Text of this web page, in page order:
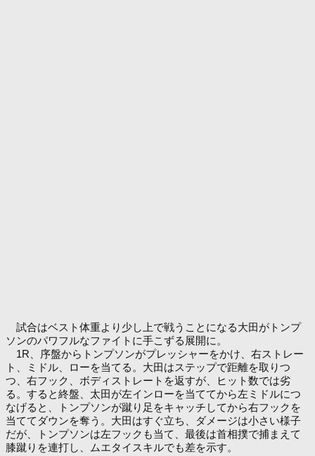
試合はベスト体重より少し上で戦うことになる大田がトンプ
ソンのパワフルなファイトに手こずる展開に。
1R、序盤からトンプソンがプレッシャーをかけ、右ストレー
ト、ミドル、ローを当てる。大田はステップで距離を取りつ
つ、右フック、ボディストレートを返すが、ヒット数では劣
る。すると終盤、太田が左インローを当ててから左ミドルにつ
なげると、トンプソンが蹴り足をキャッチしてから右フックを
当ててダウンを奪う。大田はすぐ立ち、ダメージは小さい様子
だが、トンプソンは左フックも当て、最後は首相撲で捕まえて
膝蹴りを連打し、ムエタイスキルでも差を示す。